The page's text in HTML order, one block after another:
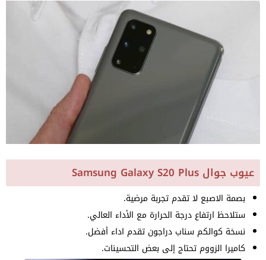
عيوب جوال Samsung Galaxy S20 Plus
بصمة الاصبع لا تقدم تجربة مرضية.
ستلاحظ ارتفاع درجة الحرارة مع الأداء العالي.
نسخة كوالكم سناب دراجون تقدم اداء أفضل.
كاميرا الزووم تحتاج إلى بعض التحسينات.